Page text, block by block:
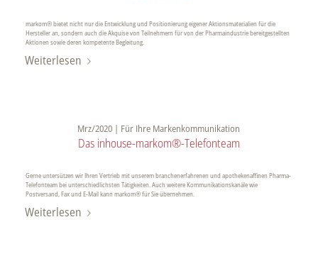
markom® bietet nicht nur die Entwicklung und Positionierung eigener Aktionsmaterialien für die
Hersteller an, sondern auch die Akquise von Teilnehmern für von der Pharmaindustrie bereitgestellten
Aktionen sowie deren kompetente Begleitung.
Weiterlesen
Mrz/2020 | Für Ihre Markenkommunikation
Das inhouse-markom®-Telefonteam
Gerne untersützen wir Ihren Vertrieb mit unserem branchenerfahrenen und apothekenaffinen Pharma-
Telefonteam bei unterschiedlichsten Tätigkeiten. Auch weitere Kommunikationskanäle wie
Postversand, Fax und E-Mail kann markom® für Sie übernehmen.
Weiterlesen